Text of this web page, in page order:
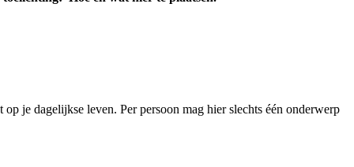
je dagelijkse leven. Per persoon mag hier slechts één onderwerp